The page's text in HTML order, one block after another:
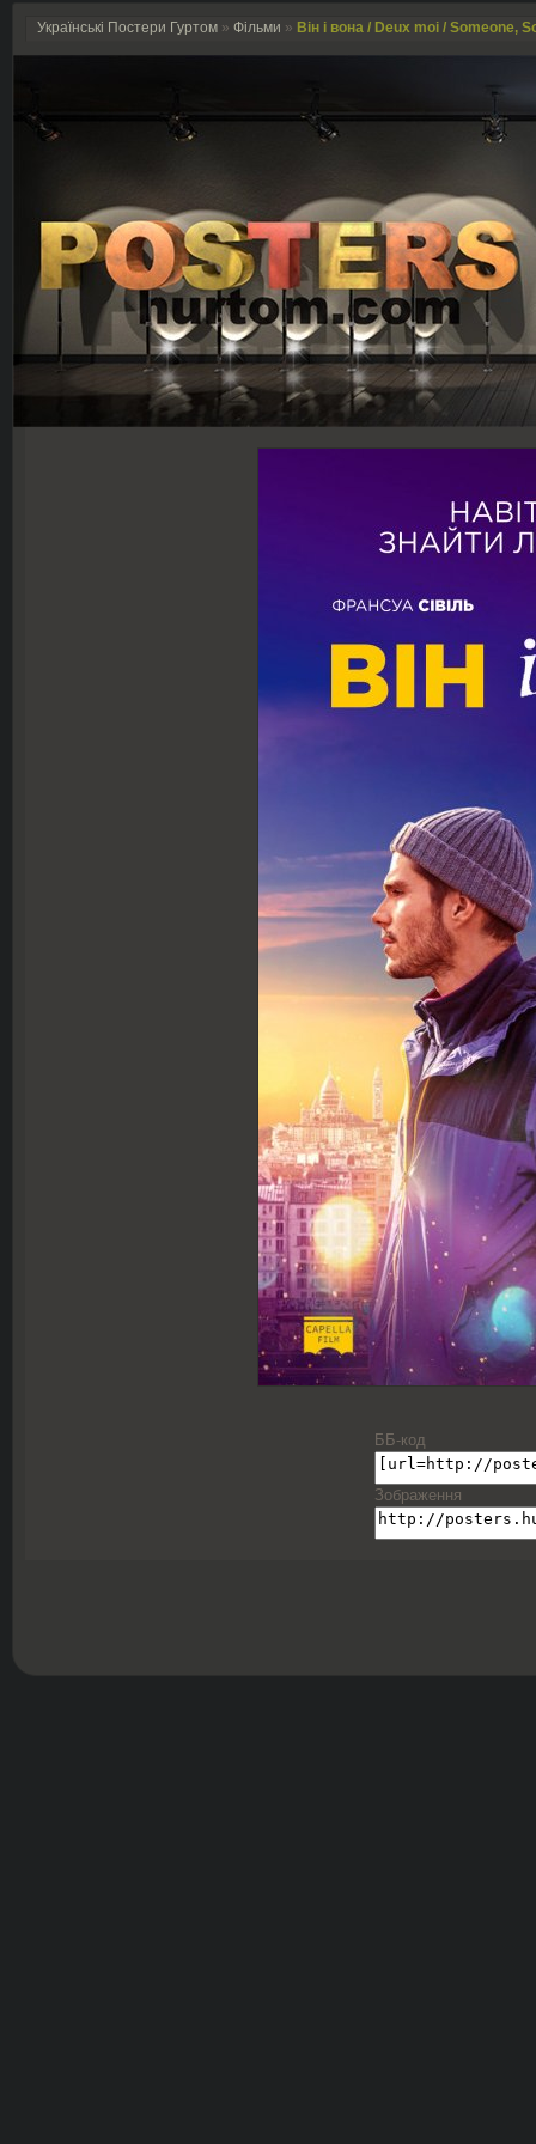
Українські Постери Гуртом » Фільми » Він і вона / Deux moi / Someone,
ББ-код
Зображення